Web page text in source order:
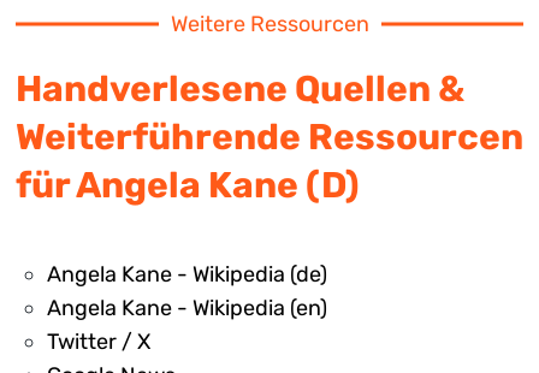
Weitere Ressourcen
Handverlesene Quellen &
Weiterführende Ressourcen
für Angela Kane (D)
Angela Kane - Wikipedia (de)
Angela Kane - Wikipedia (en)
Twitter / X